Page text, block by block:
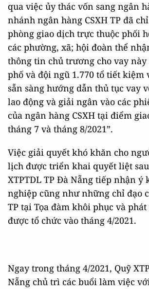
qua việc ủy thác vốn sang ngân
nhánh ngân hàng CSXH TP đã
phòng giao dịch trực thuộc phối
các phường, xã; hội đoàn thể
thông tin chủ trương cho vay này
phố và đội ngũ 1.770 tổ tiết kiệm
sẵn sàng hướng dẫn thủ tục vay
lao động và giải ngân vào các
của ngân hàng CSXH tại điểm
tháng 7 và tháng 8/2021”.
Việc giải quyết khó khăn cho
lịch được triển khai quyết liệt
XTPTDL TP Đà Nẵng tiếp nhận ý
nghiệp cũng như những chỉ đạo
TP tại Tọa đàm khôi phục và
được tổ chức vào tháng 4/2021.
Ngay trong tháng 4/2021, Quỹ
Nẵng chủ trì các buổi làm việc